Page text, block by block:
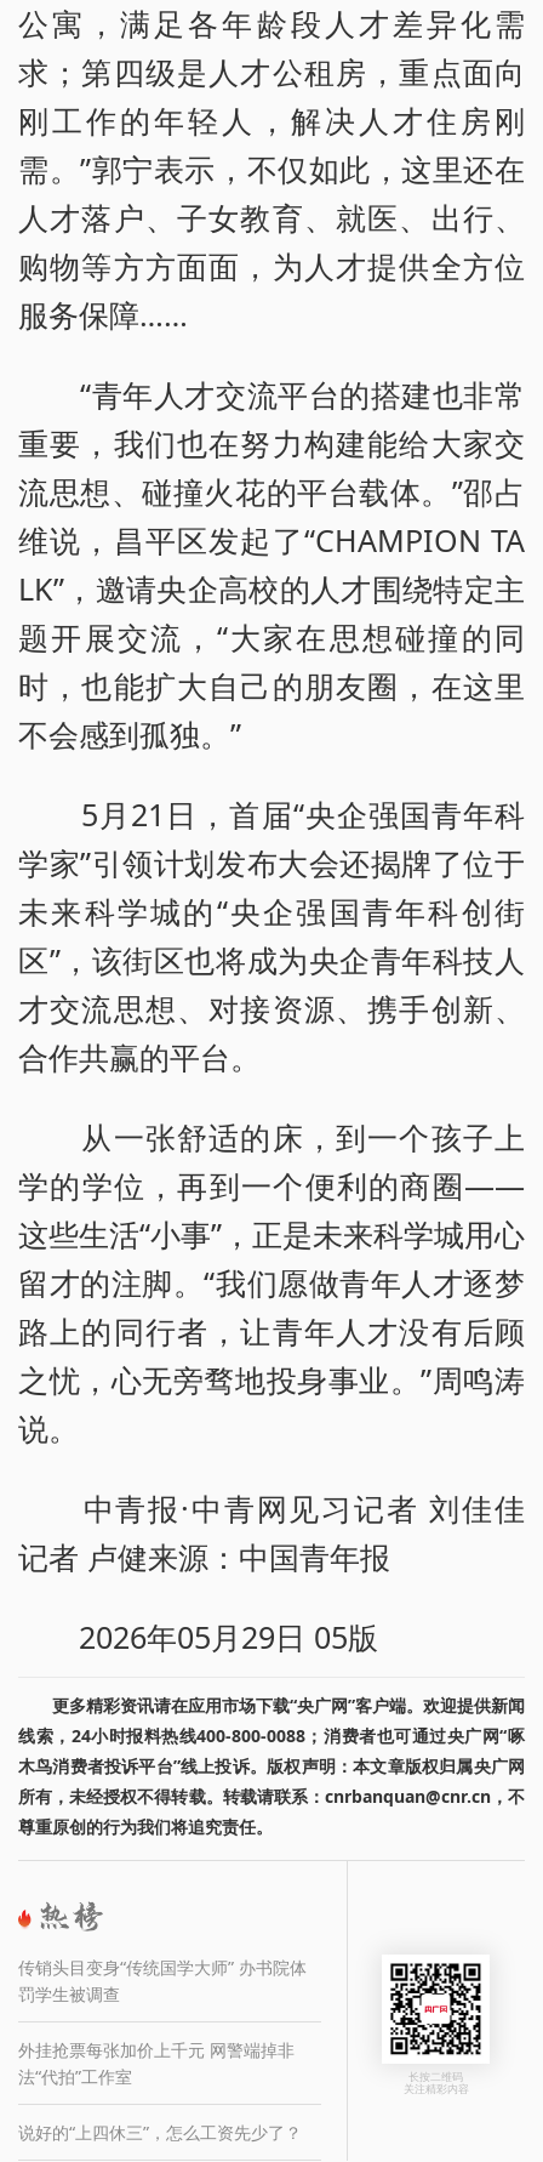
公寓，满足各年龄段人才差异化需
求；第四级是人才公租房，重点面向
刚工作的年轻人，解决人才住房刚
需。”郭宁表示，不仅如此，这里还在
人才落户、子女教育、就医、出行、
购物等方方面面，为人才提供全方位
服务保障……
“青年人才交流平台的搭建也非常
重要，我们也在努力构建能给大家交
流思想、碰撞火花的平台载体。”邵占
维说，昌平区发起了“CHAMPION TA
LK”，邀请央企高校的人才围绕特定主
题开展交流，“大家在思想碰撞的同
时，也能扩大自己的朋友圈，在这里
不会感到孤独。”
5月21日，首届“央企强国青年科
学家”引领计划发布大会还揭牌了位于
未来科学城的“央企强国青年科创街
区”，该街区也将成为央企青年科技人
才交流思想、对接资源、携手创新、
合作共赢的平台。
从一张舒适的床，到一个孩子上
学的学位，再到一个便利的商圈——
这些生活“小事”，正是未来科学城用心
留才的注脚。“我们愿做青年人才逐梦
路上的同行者，让青年人才没有后顾
之忧，心无旁骛地投身事业。”周鸣涛
说。
中青报·中青网见习记者 刘佳佳
记者 卢健来源：中国青年报
2026年05月29日 05版
更多精彩资讯请在应用市场下载“央广网”客户端。欢迎提供新闻
线索，24小时报料热线400-800-0088；消费者也可通过央广网“啄
木鸟消费者投诉平台”线上投诉。版权声明：本文章版权归属央广网
所有，未经授权不得转载。转载请联系：cnrbanquan@cnr.cn，不
尊重原创的行为我们将追究责任。
传销头目变身“传统国学大师” 办书院体
罚学生被调查
外挂抢票每张加价上千元 网警端掉非
法“代拍”工作室
说好的“上四休三”，怎么工资先少了？
长按二维码
关注精彩内容